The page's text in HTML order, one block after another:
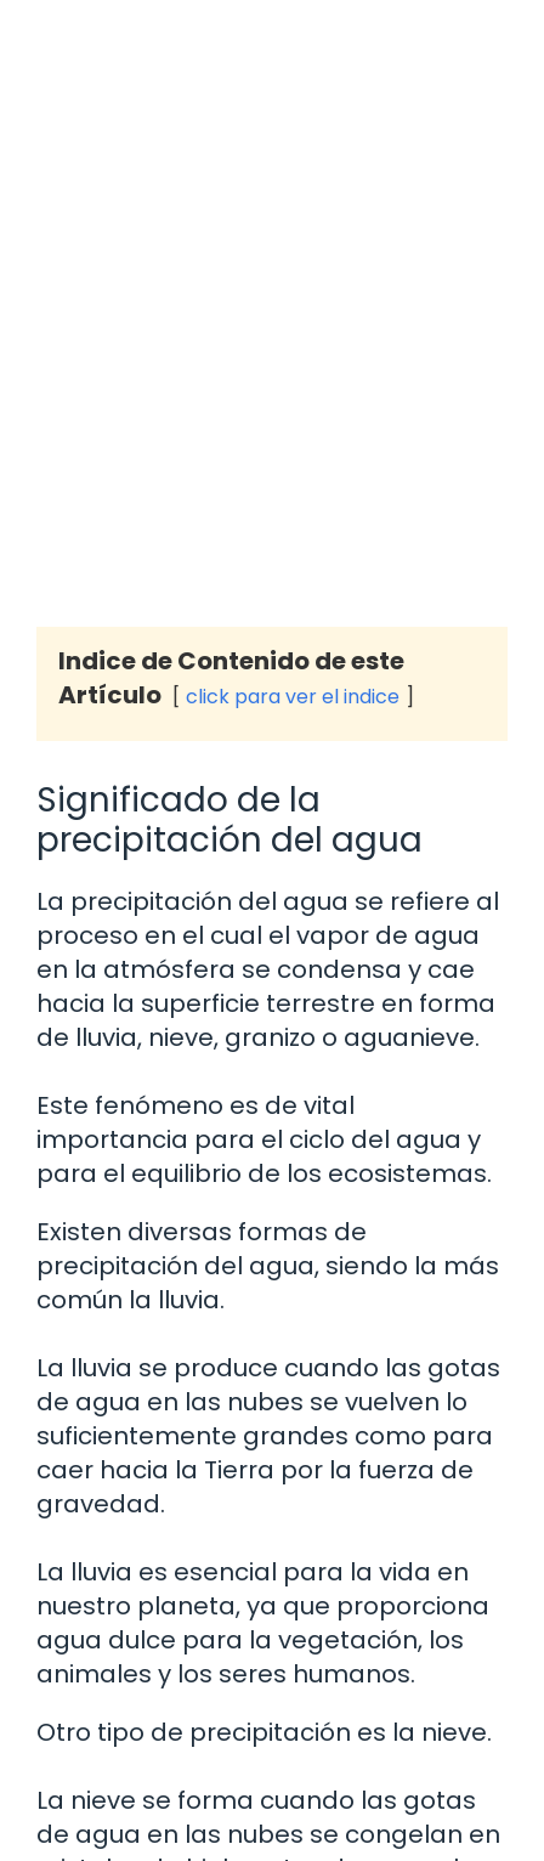
Indice de Contenido de este
Artículo
click para ver el indice
Significado de la
precipitación del agua
La precipitación del agua se refiere al
proceso en el cual el vapor de agua
en la atmósfera se condensa y cae
hacia la superficie terrestre en forma
de lluvia, nieve, granizo o aguanieve.
Este fenómeno es de vital
importancia para el ciclo del agua y
para el equilibrio de los ecosistemas.
Existen diversas formas de
precipitación del agua, siendo la más
común la lluvia.
La lluvia se produce cuando las gotas
de agua en las nubes se vuelven lo
suficientemente grandes como para
caer hacia la Tierra por la fuerza de
gravedad.
La lluvia es esencial para la vida en
nuestro planeta, ya que proporciona
agua dulce para la vegetación, los
animales y los seres humanos.
Otro tipo de precipitación es la nieve.
La nieve se forma cuando las gotas
de agua en las nubes se congelan en